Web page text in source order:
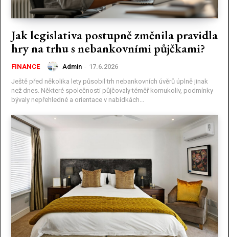
Jak legislativa postupně změnila pravidla
hry na trhu s nebankovními půjčkami?
FINANCE Admin - 17.6.2026
Ještě před několika lety působil trh nebankovních úvěrů úplně jinak
než dnes. Některé společnosti půjčovaly téměř komukoliv, podmínky
bývaly nepřehledné a orientace v nabídkách...